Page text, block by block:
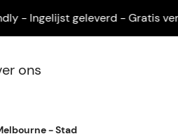
Ingelijst geleverd - Gratis
ons
- Stad